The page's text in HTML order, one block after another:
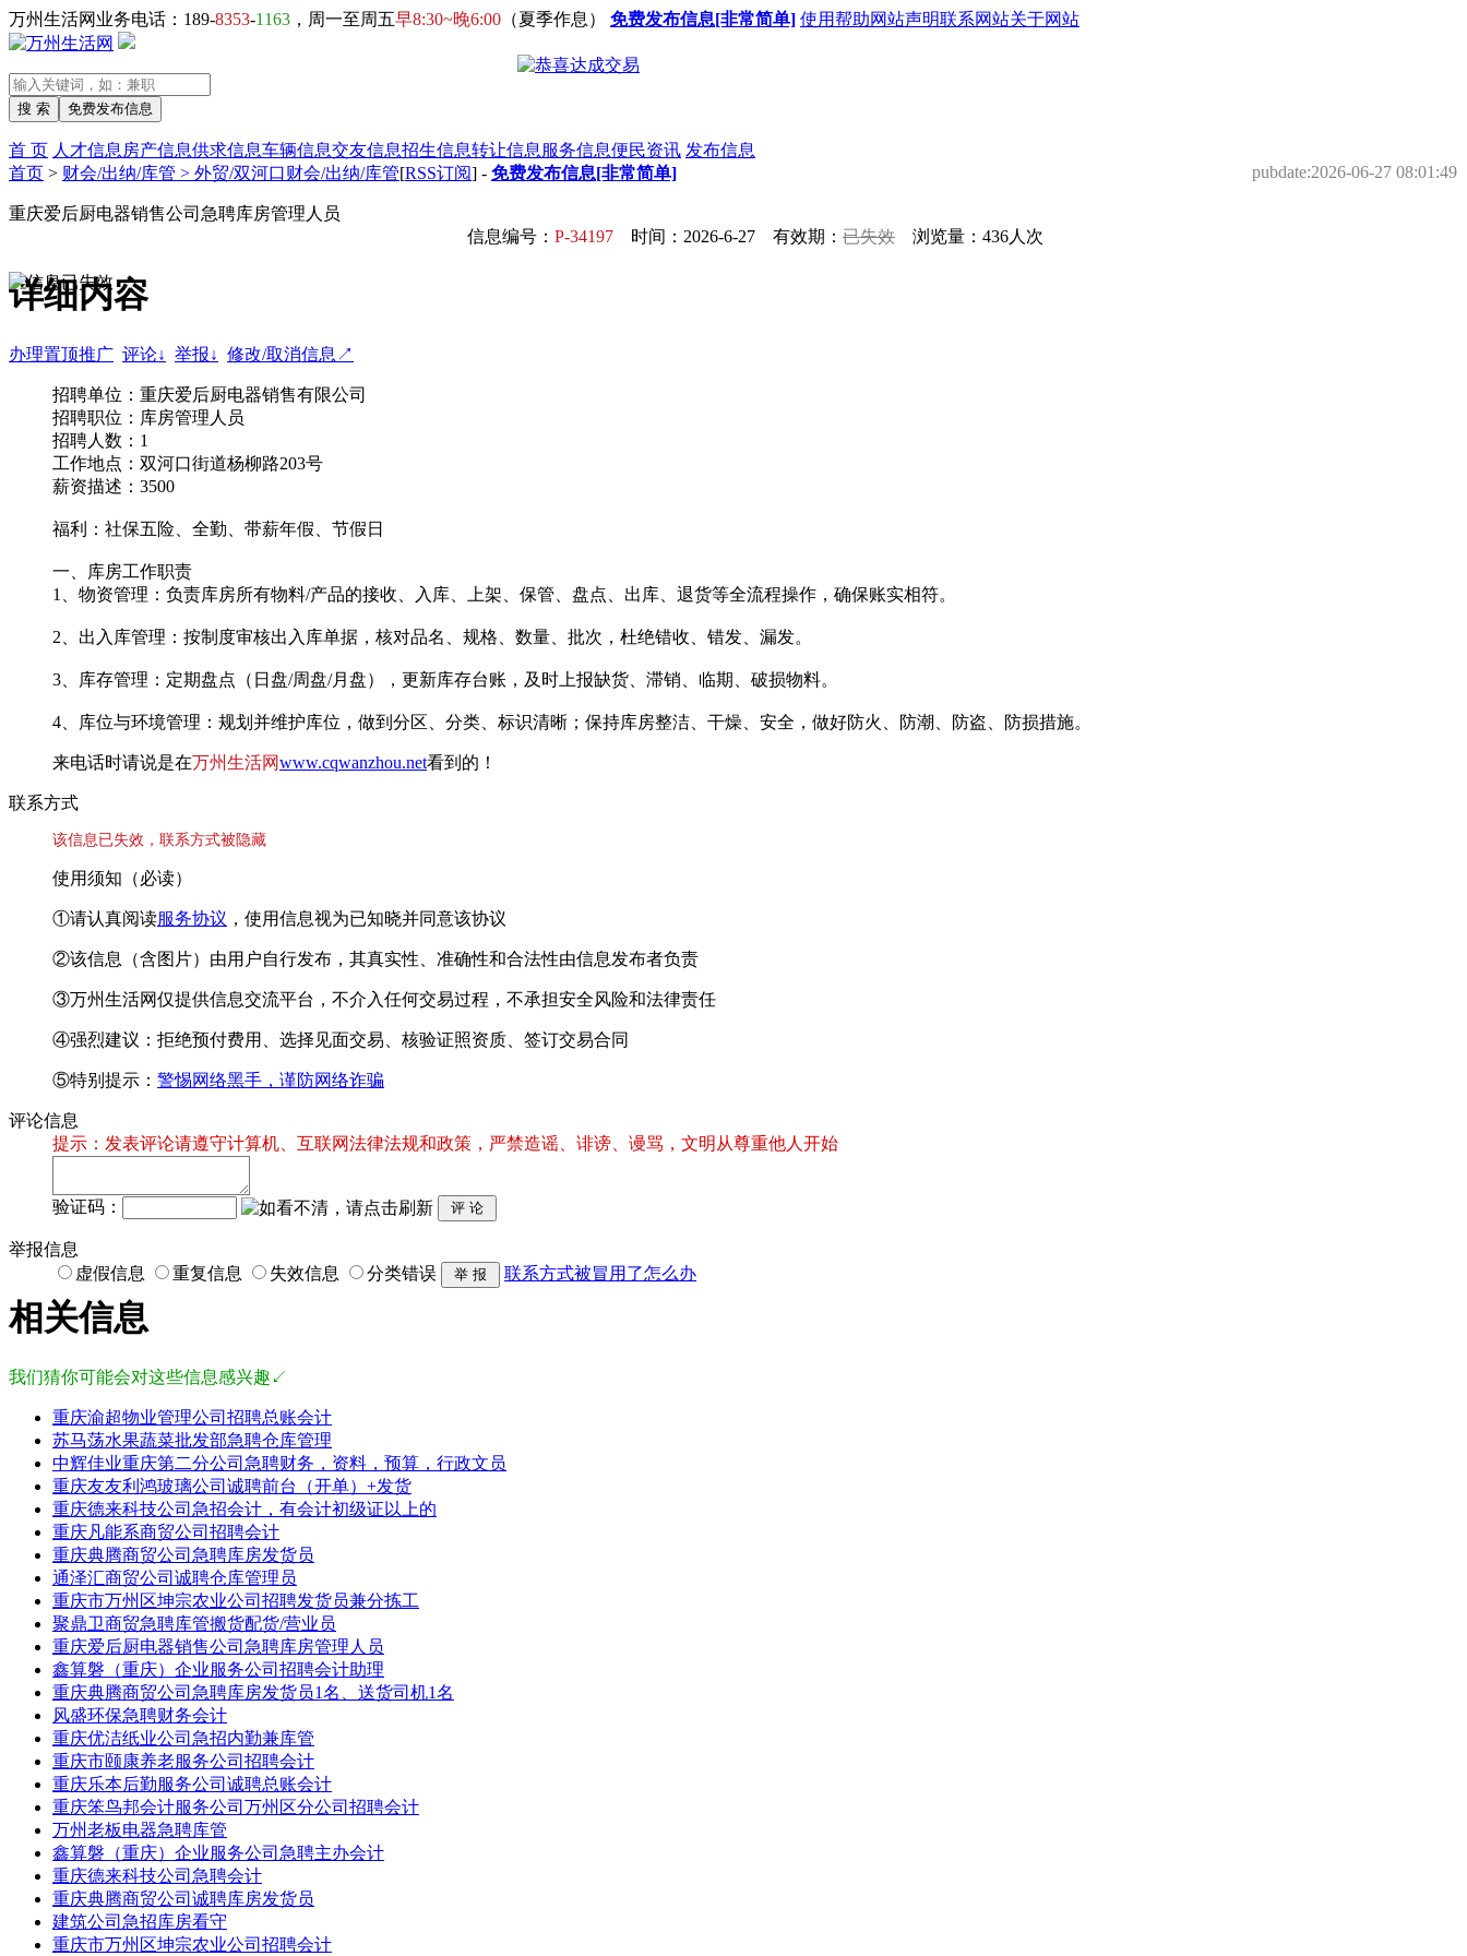
万州生活网业务电话：189-8353-1163 ，周一至周五早8:30~晚6:00 （夏季作息） 免费发布信息[非常简单] 使用帮助网站声明联系网站关于网站
首 页 人才信息 房产信息供求信息车辆信息交友信息招生信息转让信息 服务信息便民资讯 发布信息
首页 > 财会/出纳/库管 > 外贸/双河口财会/出纳/库管[RSS订阅] - 免费发布信息[非常简单] pubdate:2026-06-27 08:01:49
重庆爱后厨电器销售公司急聘库房管理人员
信息编号： P-34197 时间：2026-6-27 有效期： 已失效 浏览量：436人次
详细内容
办理置顶推广 评论↓ 举报↓ 修改/取消信息↗
招聘单位：重庆爱后厨电器销售有限公司
招聘职位：库房管理人员
招聘人数：1
工作地点：双河口街道杨柳路203号
薪资描述：3500
福利：社保五险、全勤、带薪年假、节假日
一、库房工作职责
1、物资管理：负责库房所有物料/产品的接收、入库、上架、保管、盘点、出库、退货等全流程操作，确保账实相符。
2、出入库管理：按制度审核出入库单据，核对品名、规格、数量、批次，杜绝错收、错发、漏发。
3、库存管理：定期盘点（日盘/周盘/月盘），更新库存台账，及时上报缺货、滞销、临期、破损物料。
4、库位与环境管理：规划并维护库位，做到分区、分类、标识清晰；保持库房整洁、干燥、安全，做好防火、防潮、防盗、防损措施。
来电话时请说是在万州生活网www.cqwanzhou.net看到的！
联系方式
该信息已失效，联系方式被隐藏
使用须知（必读）
①请认真阅读服务协议 ，使用信息视为已知晓并同意该协议
②该信息（含图片）由用户自行发布，其真实性、准确性和合法性由信息发布者负责
③万州生活网仅提供信息交流平台，不介入任何交易过程，不承担安全风险和法律责任
④强烈建议：拒绝预付费用、选择见面交易、核验证照资质、签订交易合同
⑤特别提示： 警惕网络黑手，谨防网络诈骗
评论信息
提示：发表评论请遵守计算机、互联网法律法规和政策，严禁造谣、诽谤、谩骂，文明从尊重他人开始
验证码：
举报信息
虚假信息
重复信息 失效信息 分类错误 联系方式被冒用了怎么办
相关信息
我们猜你可能会对这些信息感兴趣↙
重庆渝超物业管理公司招聘总账会计
苏马荡水果蔬菜批发部急聘仓库管理
中辉佳业重庆第二分公司急聘财务，资料，预算，行政文员
重庆友友利鸿玻璃公司诚聘前台（开单）+发货
重庆德来科技公司急招会计，有会计初级证以上的
重庆凡能系商贸公司招聘会计
重庆典腾商贸公司急聘库房发货员
通泽汇商贸公司诚聘仓库管理员
重庆市万州区坤宗农业公司招聘发货员兼分拣工
聚鼎卫商贸急聘库管搬货配货/营业员
重庆爱后厨电器销售公司急聘库房管理人员
鑫算磐（重庆）企业服务公司招聘会计助理
重庆典腾商贸公司急聘库房发货员1名、送货司机1名
风盛环保急聘财务会计
重庆优洁纸业公司急招内勤兼库管
重庆市颐康养老服务公司招聘会计
重庆乐本后勤服务公司诚聘总账会计
重庆笨鸟邦会计服务公司万州区分公司招聘会计
万州老板电器急聘库管
鑫算磐（重庆）企业服务公司急聘主办会计
重庆德来科技公司急聘会计
重庆典腾商贸公司诚聘库房发货员
建筑公司急招库房看守
重庆市万州区坤宗农业公司招聘会计